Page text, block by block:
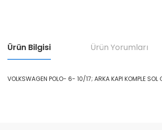
Ürün Bilgisi Ürün Yorumları
VOLKSWAGEN POLO- 6- 10/17; ARKA KAPI KOMPLE